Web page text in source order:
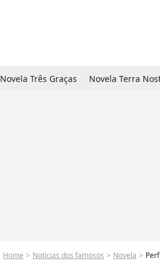
Novela Três Graças Novela Terra
Home Notícias dos famosos Novela